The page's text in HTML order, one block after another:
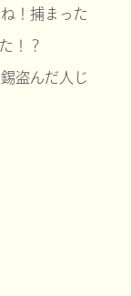
！捕まった
！？
盗んだ人じ